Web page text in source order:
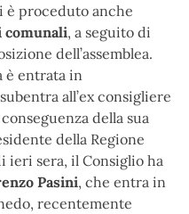
è proceduto anche
comunali, a seguito di
dell’assemblea.
è entrata in
all’ex consigliere
della sua
della Regione
ieri sera, il Consiglio ha
Pasini, che entra in
recentemente